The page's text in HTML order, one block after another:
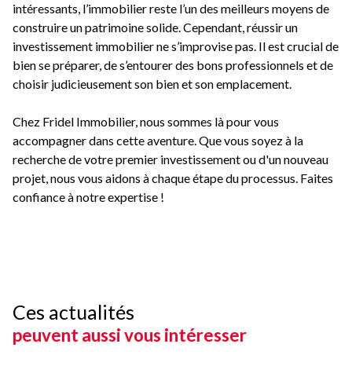
intéressants, l’immobilier reste l’un des meilleurs moyens de
construire un patrimoine solide. Cependant, réussir un
investissement immobilier ne s’improvise pas. Il est crucial de
bien se préparer, de s’entourer des bons professionnels et de
choisir judicieusement son bien et son emplacement.
Chez Fridel Immobilier, nous sommes là pour vous
accompagner dans cette aventure. Que vous soyez à la
recherche de votre premier investissement ou d'un nouveau
projet, nous vous aidons à chaque étape du processus. Faites
confiance à notre expertise !
Ces actualités
peuvent aussi vous intéresser